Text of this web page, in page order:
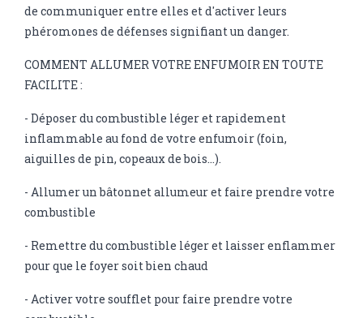
de communiquer entre elles et d'activer leurs
phéromones de défenses signifiant un danger.
COMMENT ALLUMER VOTRE ENFUMOIR EN TOUTE
FACILITE :
- Déposer du combustible léger et rapidement
inflammable au fond de votre enfumoir (foin,
aiguilles de pin, copeaux de bois...).
- Allumer un bâtonnet allumeur et faire prendre votre
combustible
- Remettre du combustible léger et laisser enflammer
pour que le foyer soit bien chaud
- Activer votre soufflet pour faire prendre votre